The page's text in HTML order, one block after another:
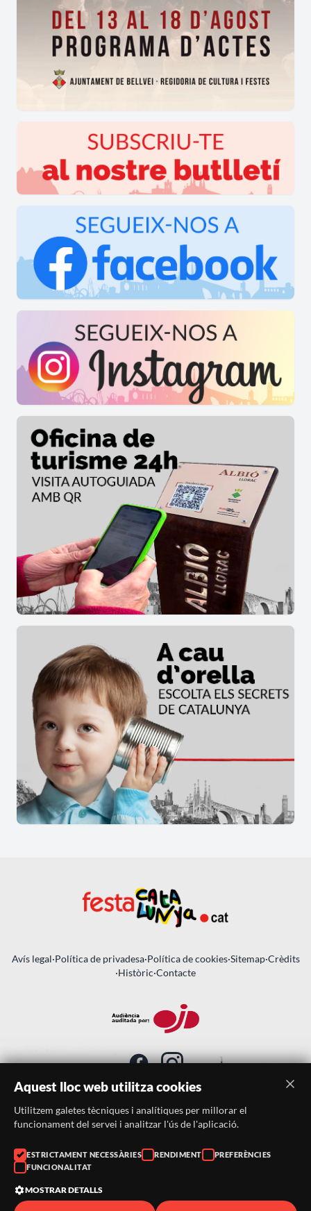
Avís legal·Política de privadesa·Política de cookies·Sitemap·Crèdits
·Històric·Contacte
SUBSCRIU-TE AL BUTLLETÍ
Telèfon:
938046359
Correu:
Aquest lloc web utilitza cookies
Utilitzem galetes tècniques i analítiques per millorar el
funcionament del servei i analitzar l'ús de l'aplicació.
ESTRICTAMENT NECESSÀRIES RENDIMENT
PREFERÈNCIES
FUNCIONALITAT
MOSTRAR DETALLS